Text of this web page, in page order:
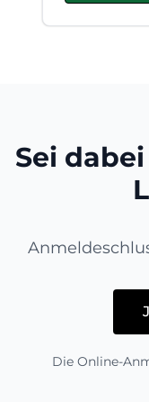
Sei
Die Online-